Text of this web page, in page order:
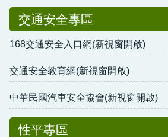
交通安全專區
168交通安全入口網(新視窗開啟)
交通安全教育網(新視窗開啟)
中華民國汽車安全協會(新視窗開啟)
性平專區